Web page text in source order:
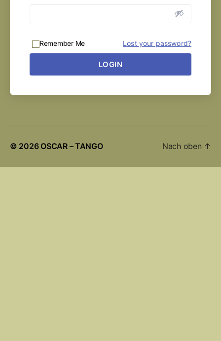
Remember Me Lost your password?
LOGIN
© 2026 OSCAR – TANGO Nach oben ↑